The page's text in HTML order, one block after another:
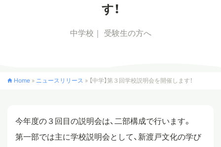
クロスカリキュラム
す！
中学校 受験生の方へ
Home » ニュースリリース » 【中学】第３回学校説明会を開催します！
今年度の３回目の説明会は、二部構成で行います。
第一部では主に学校説明会として、新渡戸文化の学び